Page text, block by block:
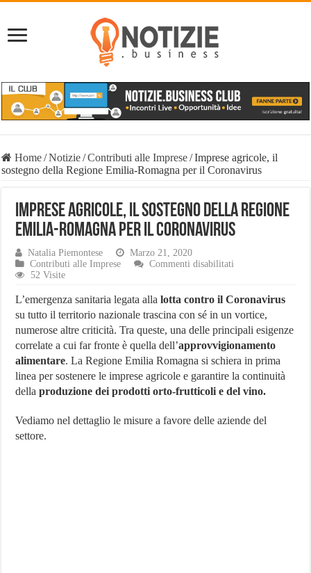
Home/Notizie/Contributi alle Imprese/Imprese agricole, il
sostegno della Regione Emilia-Romagna per il Coronavirus
Imprese agricole, il sostegno della Regione
Emilia-Romagna per il Coronavirus
Natalia Piemontese
Marzo 21, 2020
Contributi alle Imprese
Commenti disabilitati
il
della
Regione
Romagna
per
il
Coronavirus
52 Visite
L’emergenza sanitaria legata allalotta contro il Coronavirus
su tutto il territorio nazionale trascina con sé in un vortice,
numerose altre criticità. Tra queste, una delle principali esigenze
correlate a cui far fronte è quella dell’approvvigionamento
alimentare. La Regione Emilia Romagna si schiera in prima
linea per sostenere le imprese agricole e garantire la continuità
dellaproduzione dei prodotti orto-frutticoli e del vino.
Vediamo nel dettaglio le misure a favore delle aziende del
settore.